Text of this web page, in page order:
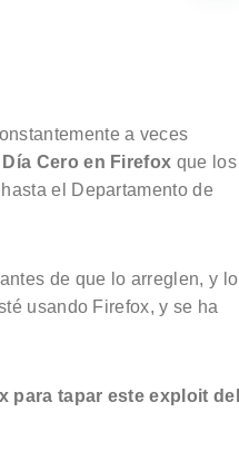
a veces
Cero en Firefox que los
el Departamento de
de que lo arreglen, y lo
usando Firefox, y se ha
para tapar este exploit del